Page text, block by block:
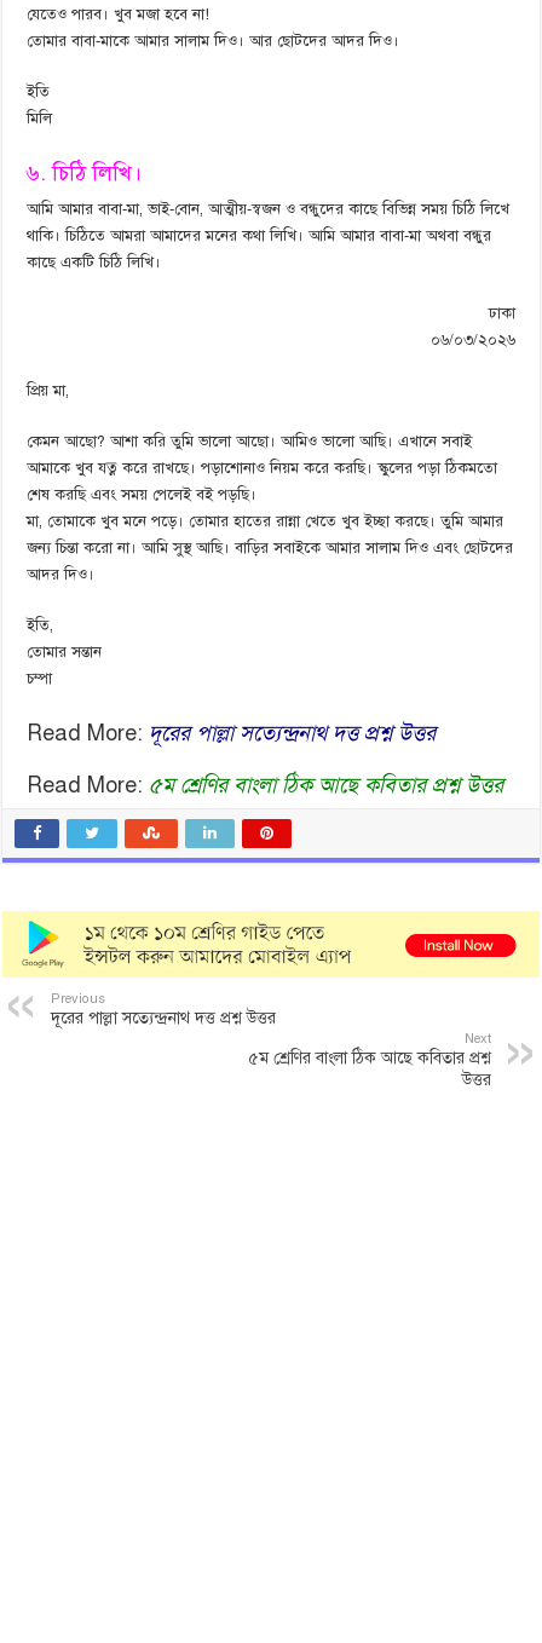
যেতেও পারব। খুব মজা হবে না!
তোমার বাবা-মাকে আমার সালাম দিও। আর ছোটদের আদর দিও।
ইতি
মিলি
৬. চিঠি লিখি।
আমি আমার বাবা-মা, ভাই-বোন, আত্মীয়-স্বজন ও বন্ধুদের কাছে বিভিন্ন সময় চিঠি লিখে
থাকি। চিঠিতে আমরা আমাদের মনের কথা লিখি। আমি আমার বাবা-মা অথবা বন্ধুর
কাছে একটি চিঠি লিখি।
ঢাকা
০৬/০৩/২০২৬
প্রিয় মা,
কেমন আছো? আশা করি তুমি ভালো আছো। আমিও ভালো আছি। এখানে সবাই
আমাকে খুব যত্ন করে রাখছে। পড়াশোনাও নিয়ম করে করছি। স্কুলের পড়া ঠিকমতো
শেষ করছি এবং সময় পেলেই বই পড়ছি।
মা, তোমাকে খুব মনে পড়ে। তোমার হাতের রান্না খেতে খুব ইচ্ছা করছে। তুমি আমার
জন্য চিন্তা করো না। আমি সুস্থ আছি। বাড়ির সবাইকে আমার সালাম দিও এবং ছোটদের
আদর দিও।
ইতি,
তোমার সন্তান
চম্পা
Read More: দূরের পাল্লা সত্যেন্দ্রনাথ দত্ত প্রশ্ন উত্তর
Read More: ৫ম শ্রেণির বাংলা ঠিক আছে কবিতার প্রশ্ন উত্তর
Previous
দূরের পাল্লা সত্যেন্দ্রনাথ দত্ত প্রশ্ন উত্তর
Next
৫ম শ্রেণির বাংলা ঠিক আছে কবিতার প্রশ্ন
উত্তর